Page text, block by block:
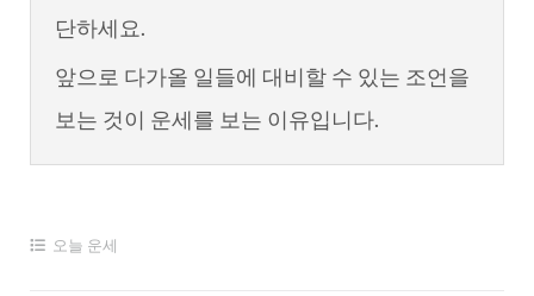
단하세요.
앞으로 다가올 일들에 대비할 수 있는 조언을
보는 것이 운세를 보는 이유입니다.
오늘 운세